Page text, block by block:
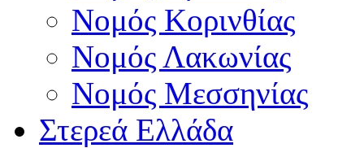
Νομός Κορινθίας
Νομός Λακωνίας
Νομός Μεσσηνίας
Στερεά Ελλάδα